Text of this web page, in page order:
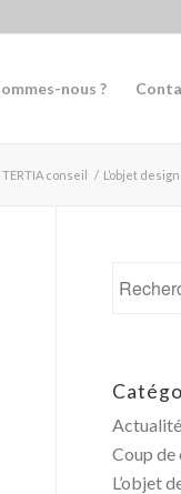
nous ?
conseil / L’objet
Actualité
Coup
L’objet